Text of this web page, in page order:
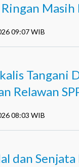
09:07 WIB
Tangani
Relawan
08:03 WIB
dan